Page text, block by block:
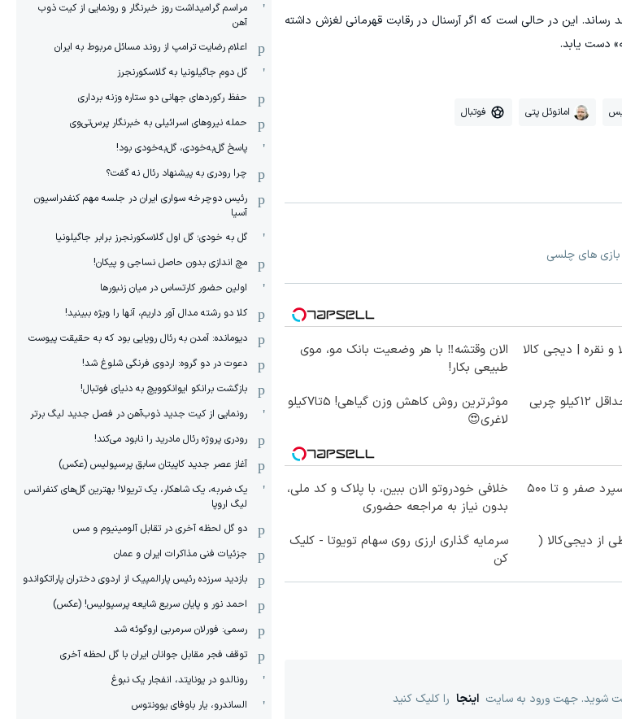
رساند. این در حالی است که اگر آرسنال در رقابت قهرمانی لغزش داشته
دست یابد.
امانوئل پتی فوتبال
بازی های چلسی
و نقره | دیجی کالا
الان وقتشه‼️ با هر وضعیت بانک مو، موی
طبیعی بکار!
از الان تا آخر تابستون حداقل 12کیلو چربی
موثرترین روش کاهش وزن گیاهی! 5تا۷کیلو
لاغری😍
معاملات جهانی طلا با اسپرد صفر و تا ۵۰۰
خلافی خودروتو الان ببین، با پلاک و کد ملی،
بدون نیاز به مراجعه حضوری
از دیجی‌کالا (
سرمایه گذاری ارزی روی سهام تویوتا - کلیک
کن
شوید. جهت ورود به سایت اینجا را کلیک کنید
مراسم گرامیداشت روز خبرنگار و رونمایی از کیت ذوب
آهن
اعلام رضایت ترامپ از روند مسائل مربوط به ایران
گل دوم جاگیلونیا به گلاسکورنجرز
حفظ رکوردهای جهانی دو ستاره وزنه برداری
حمله نیروهای اسرائیلی به خبرنگار پرس‌تی‌وی
پاسخ گل‌به‌خودی، گل‌به‌خودی بود!
چرا رودری به پیشنهاد رئال نه گفت؟
رئیس دوچرخه سواری ایران در جلسه مهم کنفدراسیون
آسیا
گل به خودی؛ گل اول گلاسکورنجرز برابر جاگیلونیا
مچ اندازی بدون حاصل نساجی و پیکان!
اولین حضور کارتساس در میان زنبورها
کلا دو‌ رشته مدال آور داریم، آنها را ویژه ببینید!
دیومانده: آمدن به رئال رویایی بود که به حقیقت پیوست
دعوت در دو گروه: اردوی فرنگی شلوغ شد!
بازگشت برانکو ایوانکوویچ به دنیای فوتبال!
رونمایی از کیت جدید ذوب‌آهن در فصل جدید لیگ برتر
رودری پروژه رئال مادرید را نابود می‌کند!
آغاز عصر جدید کاپیتان سابق پرسپولیس (عکس)
یک ضربه، یک شاهکار، یک تریولا! بهترین گل‌های کنفرانس
لیگ اروپا
دو گل لحظه آخری در تقابل آلومینیوم و مس
جزئیات فنی مذاکرات ایران و عمان
بازدید سرزده رئیس پارالمپیک از اردوی دختران پاراتکواندو
احمد نور و پایان سریع شایعه پرسپولیس! (عکس)
رسمی: فورلان سرمربی اروگوئه شد
توقف فجر مقابل جوانان ایران با گل لحظه آخری
رونالدو در یونایتد، انفجار یک نبوغ
الساندرو، یار باوفای یوونتوس